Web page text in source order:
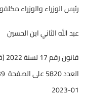
رئيس الوزراء والوزراء
عبد الله الثاني ابن الحسين
01-2023